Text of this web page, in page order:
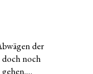
der
doch noch
gehen.…